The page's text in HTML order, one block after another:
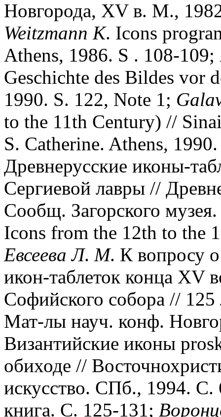
Новгорода, XV в. М.,
Weitzmann K. Icons
Athens, 1986. S . 108-109;
Geschichte des Bildes vor
1990. S. 122, Note 1;
to the 11th Century) //
S. Catherine. Athens,
Древнерусские иконы-
Сергиевой лавры //
Сообщ. Загорского
Icons from the 12th to the
Евсеева Л. М. К вопросу
икон-таблеток конца XV
Софийского собора //
Мат-лы науч. конф.
Византийские иконы
обиходе //
искусство. СПб., 1994.
книга. С. 125-131;